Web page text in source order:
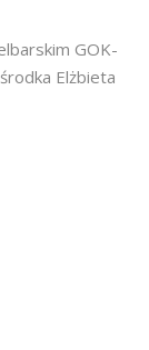
GOK-
Elżbieta